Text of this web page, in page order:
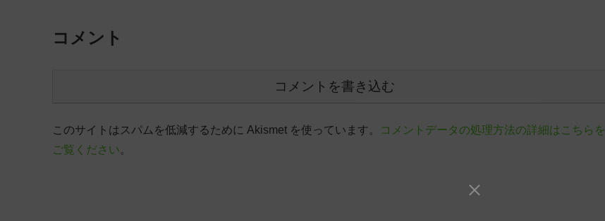
コメント
コメントを書き込む
このサイトはスパムを低減するために Akismet を使っています。
コメントデータの処理方法の詳細はこちらを
ご覧ください。